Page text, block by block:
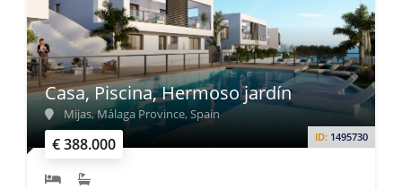
€ 388.000 ID: 1495730
Casa, Piscina, Hermoso jardín
Mijas, Málaga Province, Spain